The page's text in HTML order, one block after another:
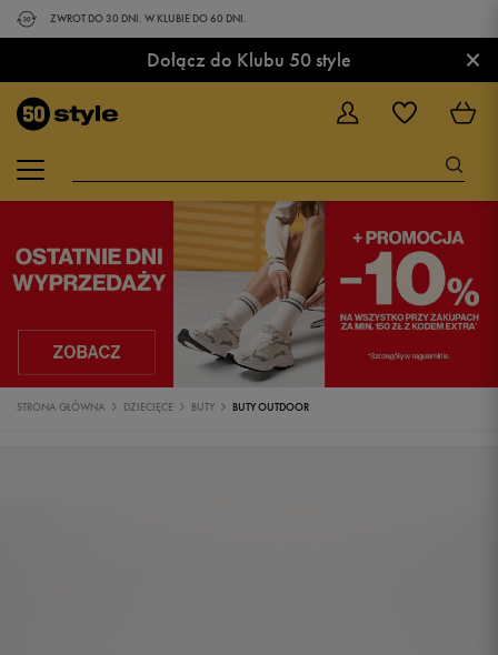
ZWROT DO 30 DNI. W KLUBIE DO 60 DNI.
Dołącz do Klubu 50 style ×
STRONA GŁÓWNA DZIECIĘCE BUTY BUTY OUTDOOR